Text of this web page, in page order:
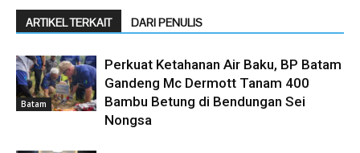
ARTIKEL TERKAIT DARI PENULIS
Batam
Perkuat Ketahanan Air Baku, BP Batam
Gandeng Mc Dermott Tanam 400
Bambu Betung di Bendungan Sei
Nongsa